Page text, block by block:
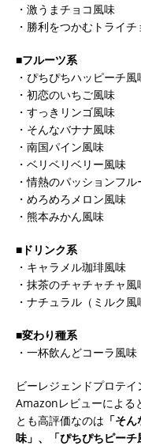
・激うまチョコ風味
・勝利をつかむトライ
■フルーツ系
・ぴちぴちハッピーチ風
・初恋のいちご風味
・すっきリンゴ風味
・そんなバナナ風味
・南国パイン風味
・ベリベリベリー風味
・情熱のパッションフ
・めろめろメロン風味
・熊本みかん風味
■ドリンク系
・キャラメル珈琲風味
・抹茶のチャチャチャ風
・ナチュラル（ミルク風
■変わり種系
・一杯飲んどコーラ風味
ビーレジェンドプロテイ
Amazonレビューによる
とも高評価なのは 「そ
味」、「ぴちぴちピーチ